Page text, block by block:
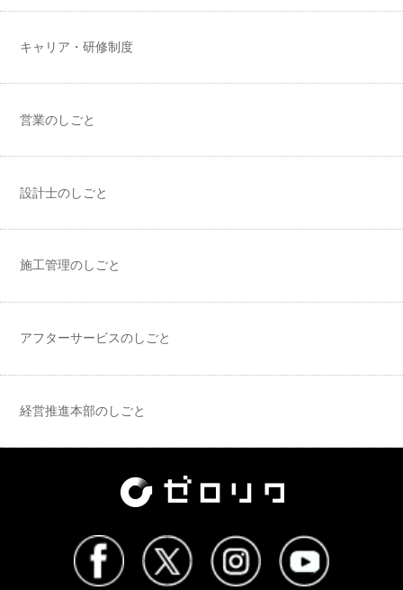
キャリア・研修制度
営業のしごと
設計士のしごと
施工管理のしごと
アフターサービスのしごと
経営推進本部のしごと